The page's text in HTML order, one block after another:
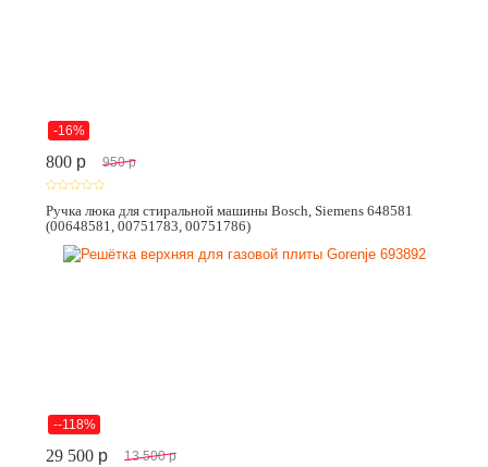
-16%
800 p 950 p
Ручка люка для стиральной машины Bosch, Siemens 648581
(00648581, 00751783, 00751786)
--118%
29 500 p 13 500 p